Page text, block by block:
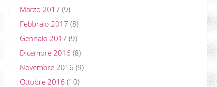
Marzo 2017 (9)
Febbraio 2017 (8)
Gennaio 2017 (9)
Dicembre 2016 (8)
Novembre 2016 (9)
Ottobre 2016 (10)